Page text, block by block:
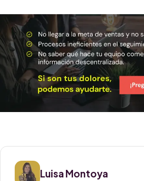
Luisa Montoya